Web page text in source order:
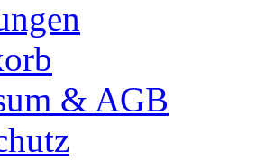
& AGB